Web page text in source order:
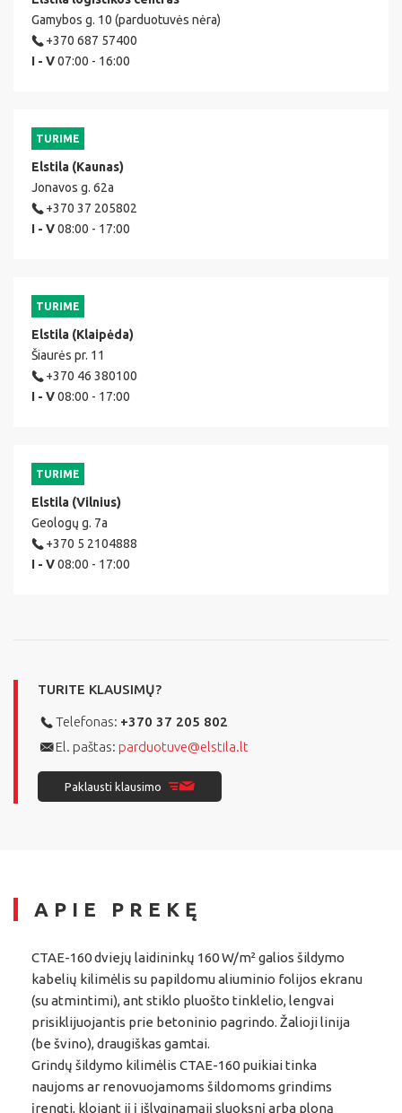
Gamybos g. 10 (parduotuvės nėra)
+370 687 57400
I - V07:00 - 16:00
TURIME
Elstila (Kaunas)
Jonavos g. 62a
+370 37 205802
I - V08:00 - 17:00
TURIME
Elstila (Klaipėda)
Šiaurės pr. 11
+370 46 380100
I - V08:00 - 17:00
TURIME
Elstila (Vilnius)
Geologų g. 7a
+370 5 2104888
I - V08:00 - 17:00
TURITE KLAUSIMŲ?
Telefonas: +370 37 205 802
El. paštas: parduotuve@elstila.lt
Paklausti klausimo
APIE PREKĘ
CTAE-160 dviejų laidininkų 160 W/m² galios šildymo
kabelių kilimėlis su papildomu aliuminio folijos ekranu
(su atmintimi), ant stiklo pluošto tinklelio, lengvai
prisiklijuojantis prie betoninio pagrindo. Žalioji linija
(be švino), draugiškas gamtai.
Grindų šildymo kilimėlis CTAE-160 puikiai tinka
naujoms ar renovuojamoms šildomoms grindims
įrengti, klojant jį į išlyginamąjį sluoksnį arba ploną